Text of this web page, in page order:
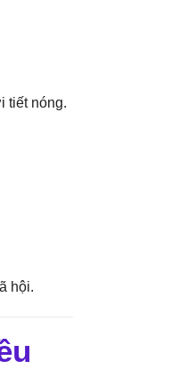
tiết nóng.
hội.